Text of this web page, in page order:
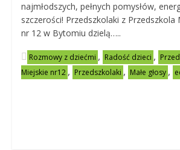
najmłodszych, pełnych pomysłów,
szczerości! Przedszkolaki z Przedszkola
nr 12 w Bytomiu dzielą…..
Rozmowy z dziećmi , Radość dzieci ,
Miejskie nr12 , Przedszkolaki , Małe głosy ,